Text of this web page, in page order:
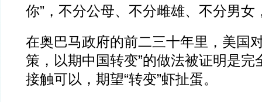
你”，不分公母、不分雌雄、不分男女
在奥巴马政府的前二三十年里，美国
策，以期中国转变”的做法被证明是完
接触可以，期望“转变”虾扯蛋。